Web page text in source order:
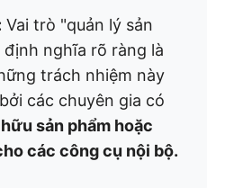
Vai trò "quản lý sản
nghĩa rõ ràng là
trách nhiệm này
các chuyên gia có
sản phẩm hoặc
các công cụ nội bộ.